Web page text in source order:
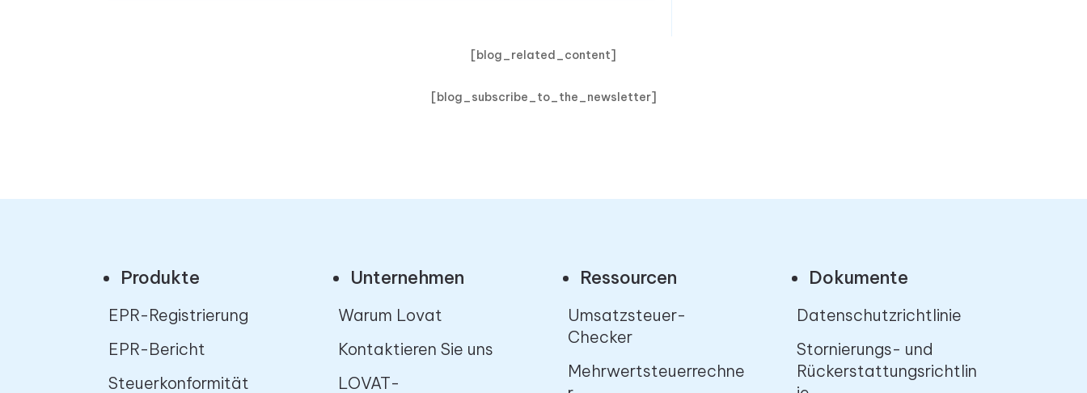
[blog_related_content]
[blog_subscribe_to_the_newsletter]
Produkte
EPR-Registrierung
EPR-Bericht
Steuerkonformität
Unternehmen
Warum Lovat
Kontaktieren Sie uns
LOVAT-
Ressourcen
Umsatzsteuer-
Checker
Mehrwertsteuerrechne
Dokumente
Datenschutzrichtlinie
Stornierungs- und
Rückerstattungsrichtlin